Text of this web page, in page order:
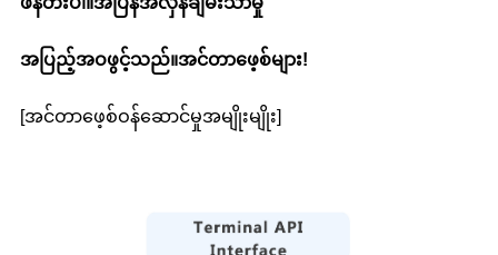
အပြည့်အဝဖွင့်သည်။အင်တာဖေ့စ်များ!
[အင်တာဖေ့စ်ဝန်ဆောင်မှုအမျိုးမျိုး]